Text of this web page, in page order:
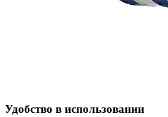
Удобство в использовании